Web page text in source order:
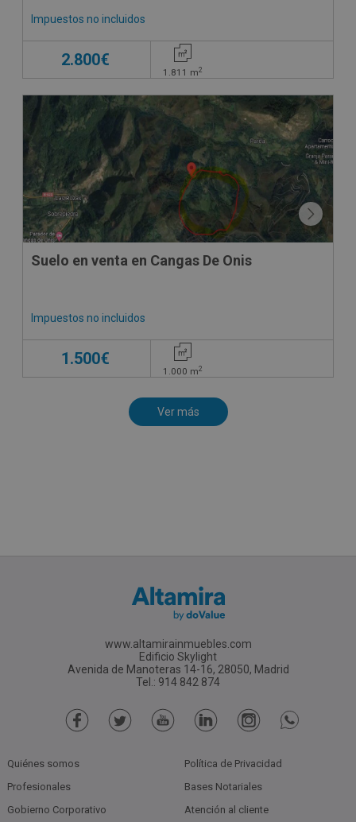
Impuestos no incluidos
2.800€
1.811 m2
Suelo en venta en Cangas De Onis
Impuestos no incluidos
1.500€
1.000 m2
www.altamirainmuebles.com
Edificio Skylight
Avenida de Manoteras 14-16, 28050, Madrid
Tel.: 914 842 874
Quiénes somos
Profesionales
Gobierno Corporativo
Política de Privacidad
Bases Notariales
Atención al cliente